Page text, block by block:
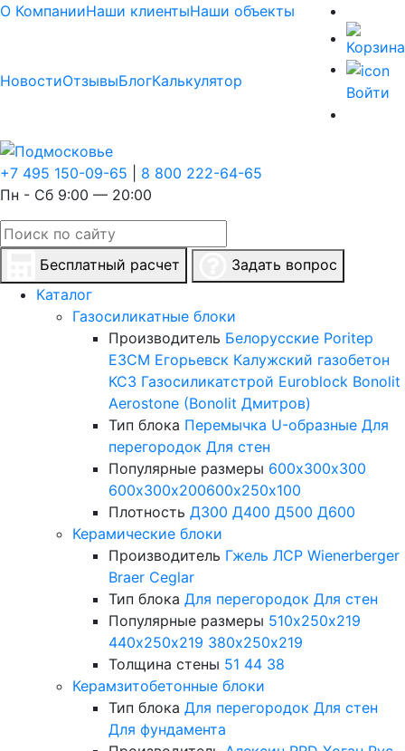
О КомпанииНаши клиентыНаши объекты
НовостиОтзывыБлогКалькулятор
Войти
+7 495 150-09-65
8 800 222-64-65
Пн - Сб 9:00 — 20:00
Бесплатный расчет
Задать вопрос
Каталог
Газосиликатные блоки
Производитель Белорусские Poritep
ЕЗСМ Егорьевск Калужский газобетон
КСЗ Газосиликатстрой Euroblock Bonolit
Aerostone (Bonolit Дмитров)
Тип блока Перемычка U-образные Для
перегородок Для стен
Популярные размеры 600х300х300
600х300х200600х250х100
Плотность Д300 Д400 Д500 Д600
Керамические блоки
Производитель Гжель ЛСР Wienerberger
Braer Ceglar
Тип блока Для перегородок Для стен
Популярные размеры 510х250х219
440х250х219 380х250х219
Толщина стены 51 44 38
Керамзитобетонные блоки
Тип блока Для перегородок Для стен
Для фундамента